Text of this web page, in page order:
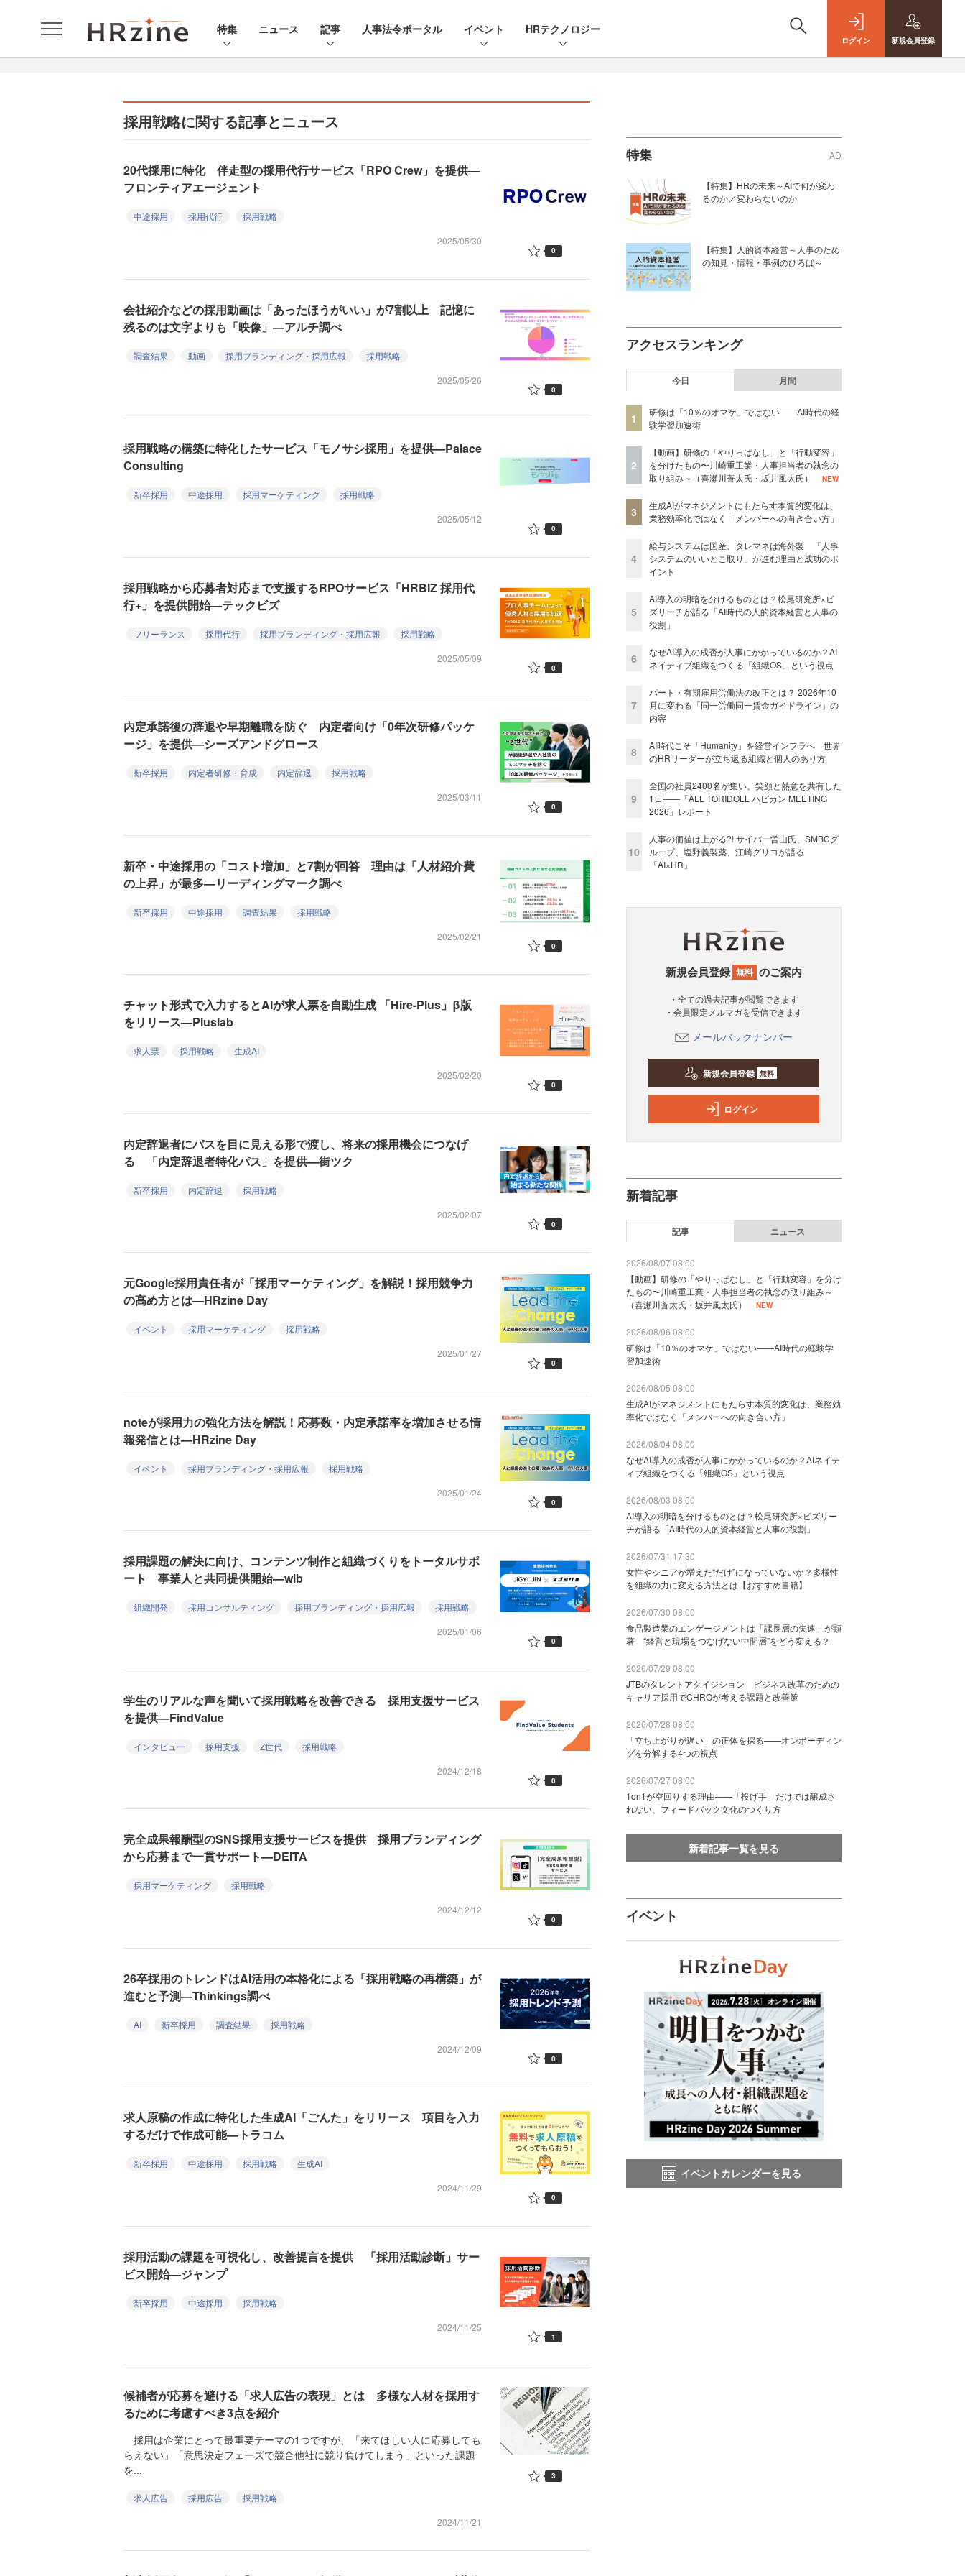
特集 ニュース 記事 人事法令ポータル イベント HRテクノロジー
ログイン 新規会員登録
採用戦略に関する記事とニュース
20代採用に特化 伴走型の採用代行サービス「RPO Crew」を提供—
フロンティアエージェント
中途採用 採用代行
採用戦略
2025/05/30
0
会社紹介などの採用動画は「あったほうがいい」が7割以上 記憶に
残るのは文字よりも「映像」—アルチ調べ
調査結果 動画 採用ブランディング・採用広報
採用戦略
2025/05/26
0
採用戦略の構築に特化したサービス「モノサシ採用」を提供—Palace
Consulting
新卒採用 中途採用 採用マーケティング
採用戦略
2025/05/12
0
採用戦略から応募者対応まで支援するRPOサービス「HRBIZ 採用代
行+」を提供開始—テックビズ
フリーランス 採用代行 採用ブランディング・採用広報
採用戦略
2025/05/09
0
内定承諾後の辞退や早期離職を防ぐ 内定者向け「0年次研修パッケ
ージ」を提供—シーズアンドグロース
新卒採用 内定者研修・育成 内定辞退
採用戦略
2025/03/11
0
新卒・中途採用の「コスト増加」と7割が回答 理由は「人材紹介費
の上昇」が最多—リーディングマーク調べ
新卒採用 中途採用 調査結果
採用戦略
2025/02/21
0
チャット形式で入力するとAIが求人票を自動生成 「Hire-Plus」β版
をリリース—Pluslab
求人票 採用戦略
生成AI
2025/02/20
0
内定辞退者にパスを目に見える形で渡し、将来の採用機会につなげ
る 「内定辞退者特化パス」を提供—街ツク
新卒採用 内定辞退
採用戦略
2025/02/07
0
元Google採用責任者が「採用マーケティング」を解説！採用競争力
の高め方とは—HRzine Day
イベント 採用マーケティング
採用戦略
2025/01/27
0
noteが採用力の強化方法を解説！応募数・内定承諾率を増加させる情
報発信とは—HRzine Day
イベント 採用ブランディング・採用広報
採用戦略
2025/01/24
0
採用課題の解決に向け、コンテンツ制作と組織づくりをトータルサポ
ート 事業人と共同提供開始—wib
組織開発 採用コンサルティング 採用ブランディング・採用広報
採用戦略
2025/01/06
0
学生のリアルな声を聞いて採用戦略を改善できる 採用支援サービス
を提供—FindValue
インタビュー 採用支援 Z世代
採用戦略
2024/12/18
0
完全成果報酬型のSNS採用支援サービスを提供 採用ブランディング
から応募まで一貫サポート—DEITA
採用マーケティング
採用戦略
2024/12/12
0
26卒採用のトレンドはAI活用の本格化による「採用戦略の再構築」が
進むと予測—Thinkings調べ
AI 新卒採用 調査結果
採用戦略
2024/12/09
0
求人原稿の作成に特化した生成AI「ごんた」をリリース 項目を入力
するだけで作成可能—トラコム
新卒採用 中途採用 採用戦略
生成AI
2024/11/29
0
採用活動の課題を可視化し、改善提言を提供 「採用活動診断」サー
ビス開始—ジャンプ
新卒採用 中途採用
採用戦略
2024/11/25
1
候補者が応募を避ける「求人広告の表現」とは 多様な人材を採用す
るために考慮すべき3点を紹介
採用は企業にとって最重要テーマの1つですが、「来てほしい人に応募しても
らえない」「意思決定フェーズで競合他社に競り負けてしまう」といった課題
を...
求人広告 採用広告
採用戦略
2024/11/21
3
特集 AD
【特集】HRの未来～AIで何が変わ
るのか／変わらないのか
【特集】人的資本経営～人事のため
の知見・情報・事例のひろば～
アクセスランキング
今日 月間
1
研修は「10％のオマケ」ではない——AI時代の経
験学習加速術
2
【動画】研修の「やりっぱなし」と「行動変容」
を分けたもの〜川崎重工業・人事担当者の執念の
取り組み～（喜瀬川蒼太氏・坂井風太氏）
NEW
3
生成AIがマネジメントにもたらす本質的変化は、
業務効率化ではなく「メンバーへの向き合い方」
4
給与システムは国産、タレマネは海外製 「人事
システムのいいとこ取り」が進む理由と成功のポ
イント
5
AI導入の明暗を分けるものとは？松尾研究所×ビ
ズリーチが語る「AI時代の人的資本経営と人事の
役割」
6
なぜAI導入の成否が人事にかかっているのか？AI
ネイティブ組織をつくる「組織OS」という視点
7
パート・有期雇用労働法の改正とは？ 2026年10
月に変わる「同一労働同一賃金ガイドライン」の
内容
8
AI時代こそ「Humanity」を経営インフラへ 世界
のHRリーダーが立ち返る組織と個人のあり方
9
全国の社員2400名が集い、笑顔と熱意を共有した
1日――「ALL TORIDOLL ハピカン MEETING
2026」レポート
10
人事の価値は上がる?! サイバー曽山氏、SMBCグ
ループ、塩野義製薬、江崎グリコが語る
「AI×HR」
新規会員登録 無料 のご案内
・全ての過去記事が閲覧できます
・会員限定メルマガを受信できます
メールバックナンバー
新規会員登録 無料
ログイン
新着記事
記事 ニュース
2026/08/07 08:00
【動画】研修の「やりっぱなし」と「行動変容」を分け
たもの〜川崎重工業・人事担当者の執念の取り組み～
（喜瀬川蒼太氏・坂井風太氏）
NEW
2026/08/06 08:00
研修は「10％のオマケ」ではない——AI時代の経験学
習加速術
2026/08/05 08:00
生成AIがマネジメントにもたらす本質的変化は、業務効
率化ではなく「メンバーへの向き合い方」
2026/08/04 08:00
なぜAI導入の成否が人事にかかっているのか？AIネイテ
ィブ組織をつくる「組織OS」という視点
2026/08/03 08:00
AI導入の明暗を分けるものとは？松尾研究所×ビズリー
チが語る「AI時代の人的資本経営と人事の役割」
2026/07/31 17:30
女性やシニアが増えた“だけ”になっていないか？多様性
を組織の力に変える方法とは【おすすめ書籍】
2026/07/30 08:00
食品製造業のエンゲージメントは「課長層の失速」が顕
著 “経営と現場をつなげない中間層”をどう変える？
2026/07/29 08:00
JTBのタレントアクイジション ビジネス改革のための
キャリア採用でCHROが考える課題と改善策
2026/07/28 08:00
「立ち上がりが遅い」の正体を探る——オンボーディン
グを分解する4つの視点
2026/07/27 08:00
1on1が空回りする理由——「投げ手」だけでは醸成さ
れない、フィードバック文化のつくり方
新着記事一覧を見る
イベント
イベントカレンダーを見る